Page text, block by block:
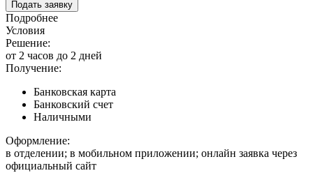
Подать заявку
Подробнее
Условия
Решение:
от 2 часов до 2 дней
Получение:
Банковская карта
Банковский счет
Наличными
Оформление:
в отделении; в мобильном приложении; онлайн заявка через
официальный сайт